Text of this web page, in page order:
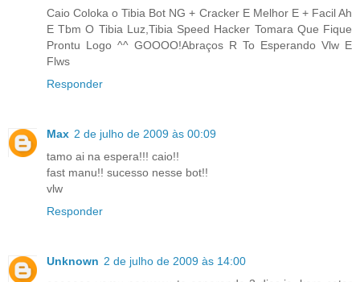
Caio Coloka o Tibia Bot NG + Cracker E Melhor E + Facil Ah
E Tbm O Tibia Luz,Tibia Speed Hacker Tomara Que Fique
Prontu Logo ^^ GOOOO!Abraços R To Esperando Vlw E
Flws
Responder
Max 2 de julho de 2009 às 00:09
tamo ai na espera!!! caio!!
fast manu!! sucesso nesse bot!!
vlw
Responder
Unknown 2 de julho de 2009 às 14:00